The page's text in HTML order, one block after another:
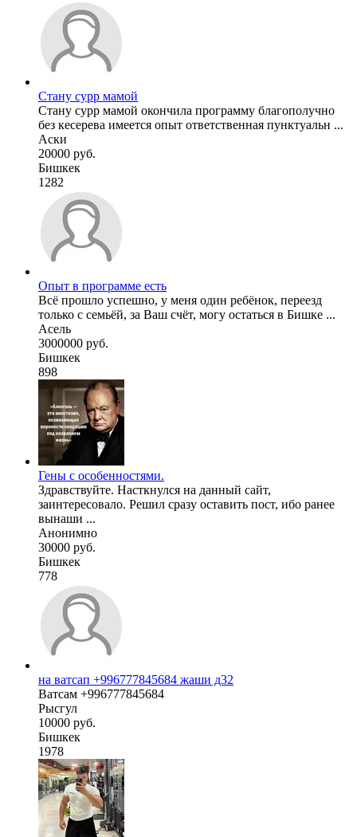
Стану сурр мамой
Стану сурр мамой окончила программу благополучно
без кесерева имеется опыт ответственная пунктуальн ...
Аски
20000 руб.
Бишкек
1282
Опыт в программе есть
Всё прошло успешно, у меня один ребёнок, переезд
только с семьёй, за Ваш счёт, могу остаться в Бишке ...
Асель
3000000 руб.
Бишкек
898
Гены с особенностями.
Здравствуйте. Насткнулся на данный сайт,
заинтересовало. Решил сразу оставить пост, ибо ранее
вынаши ...
Анонимно
30000 руб.
Бишкек
778
на ватсап +996777845684 жаши д32
Ватсам +996777845684
Рысгул
10000 руб.
Бишкек
1978